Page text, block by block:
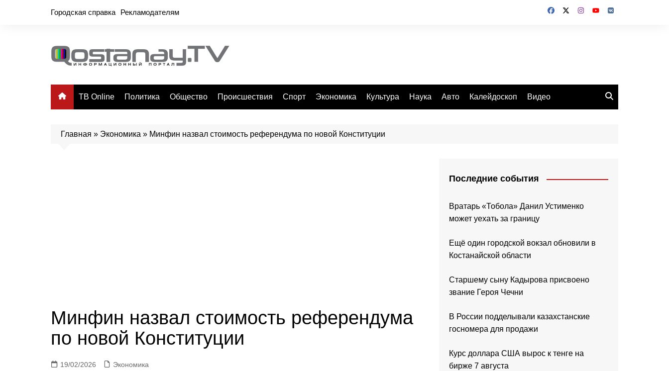
Городская справка Рекламодателям
ТВ Online Политика Общество Происшествия Спорт Экономика Культура Наука Авто Калейдоскоп Видео
Главная » Экономика » Минфин назвал стоимость референдума по новой Конституции
Минфин назвал стоимость референдума
по новой Конституции
19/02/2026 Экономика
Последние события
Вратарь «Тобола» Данил Устименко
может уехать за границу
Ещё один городской вокзал обновили в
Костанайской области
Старшему сыну Кадырова присвоено
звание Героя Чечни
В России подделывали казахстанские
госномера для продажи
Курс доллара США вырос к тенге на
бирже 7 августа